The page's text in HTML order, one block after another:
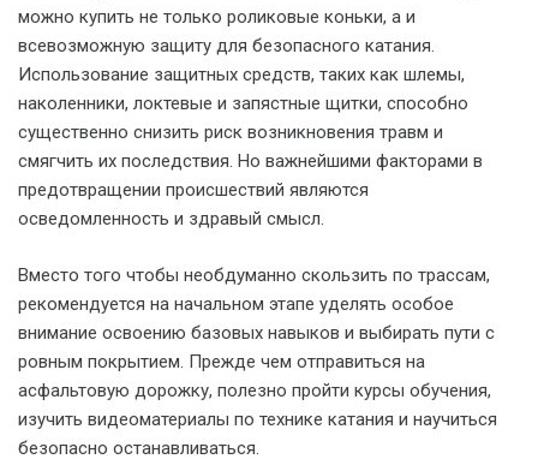
можно купить не только роликовые коньки, а и
всевозможную защиту для безопасного катания.
Использование защитных средств, таких как шлемы,
наколенники, локтевые и запястные щитки, способно
существенно снизить риск возникновения травм и
смягчить их последствия. Но важнейшими факторами в
предотвращении происшествий являются
осведомленность и здравый смысл.
Вместо того чтобы необдуманно скользить по трассам,
рекомендуется на начальном этапе уделять особое
внимание освоению базовых навыков и выбирать пути с
ровным покрытием. Прежде чем отправиться на
асфальтовую дорожку, полезно пройти курсы обучения,
изучить видеоматериалы по технике катания и научиться
безопасно останавливаться.